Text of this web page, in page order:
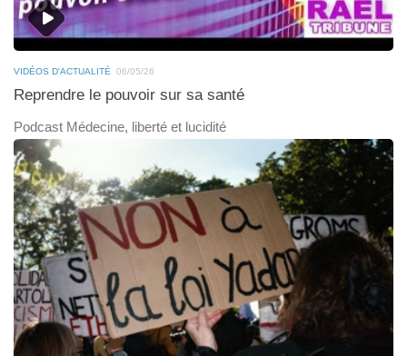
VIDÉOS D'ACTUALITÉ 06/05/26
Reprendre le pouvoir sur sa santé
Podcast Médecine, liberté et lucidité